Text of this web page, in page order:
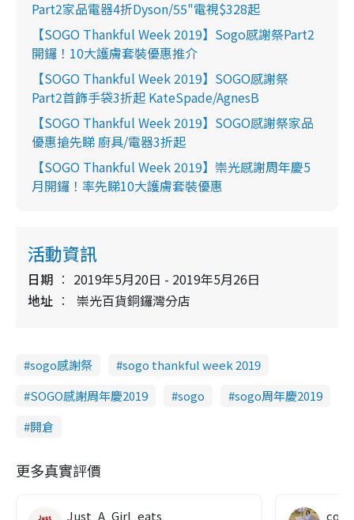
Part2家品電器4折Dyson/55"電視$328起
【SOGO Thankful Week 2019】Sogo感謝祭Part2
開鑼！10大護膚套裝優惠推介
【SOGO Thankful Week 2019】SOGO感謝祭
Part2首飾手袋3折起 KateSpade/AgnesB
【SOGO Thankful Week 2019】SOGO感謝祭家品
優惠搶先睇 廚具/電器3折起
【SOGO Thankful Week 2019】崇光感謝周年慶5
月開鑼！率先睇10大護膚套裝優惠
活動資訊
日期
2019年5月20日 - 2019年5月26日
地址
崇光百貨銅鑼灣分店
sogo感謝祭
sogo thankful week 2019
SOGO感謝周年慶2019
sogo
sogo周年慶2019
開倉
更多真實評價
Just_A_Girl_eats co